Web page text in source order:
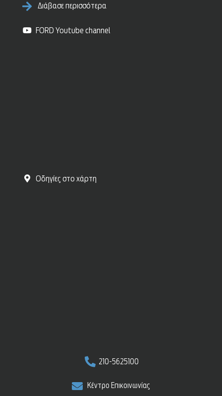
Διάβασε περισσότερα
FORD Youtube channel
Οδηγίες στο χάρτη
210-5625100
Κέντρο Επικοινωνίας